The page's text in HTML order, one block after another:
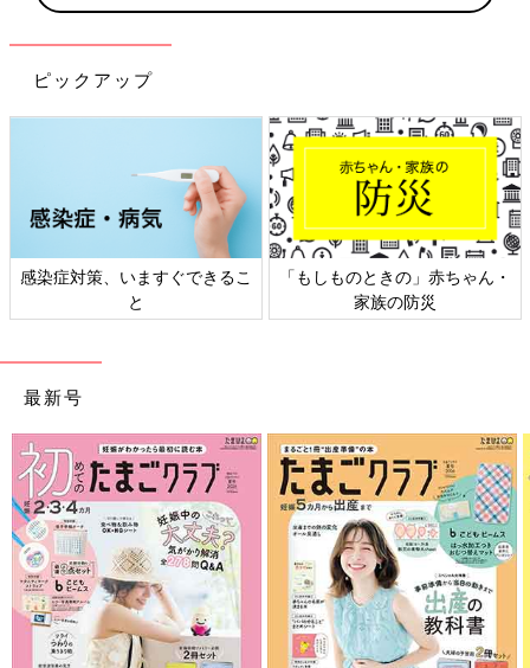
ピックアップ
感染症対策、いますぐできるこ
と
「もしものときの」赤ちゃん・
家族の防災
最新号